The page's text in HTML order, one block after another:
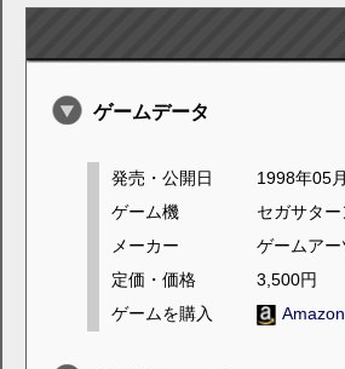
ゲームデータ
発売・公開日
1998年05
ゲーム機
セガサター
メーカー
ゲームアー
定価・価格
3,500円
ゲームを購入